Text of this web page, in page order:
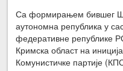
Са формирањем бившег
аутономна република у
федеративне републике
Кримска област на
Комунистичке партије